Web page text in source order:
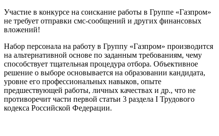
Участие в конкурсе на соискание работы в Группе «Газпром»
не требует отправки смс-сообщений и других финансовых
вложений!
Набор персонала на работу в Группу «Газпром» производится
на альтернативной основе по заданным требованиям, чему
способствует тщательная процедура отбора. Объективное
решение о выборе основывается на образовании кандидата,
уровне его профессиональных навыков, опыте
предшествующей работы, личных качествах и др., что не
противоречит части первой статьи 3 раздела I Трудового
кодекса Российской Федерации.